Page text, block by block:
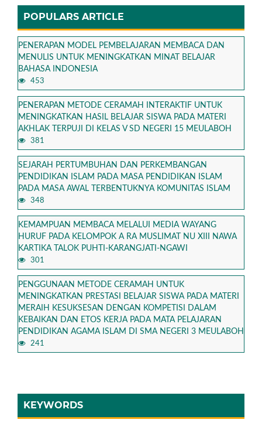
POPULARS ARTICLE
PENERAPAN MODEL PEMBELAJARAN MEMBACA DAN
MENULIS UNTUK MENINGKATKAN MINAT BELAJAR
BAHASA INDONESIA
453
PENERAPAN METODE CERAMAH INTERAKTIF UNTUK
MENINGKATKAN HASIL BELAJAR SISWA PADA MATERI
AKHLAK TERPUJI DI KELAS V SD NEGERI 15 MEULABOH
381
SEJARAH PERTUMBUHAN DAN PERKEMBANGAN
PENDIDIKAN ISLAM PADA MASA PENDIDIKAN ISLAM
PADA MASA AWAL TERBENTUKNYA KOMUNITAS ISLAM
348
KEMAMPUAN MEMBACA MELALUI MEDIA WAYANG
HURUF PADA KELOMPOK A RA MUSLIMAT NU XIII NAWA
KARTIKA TALOK PUHTI-KARANGJATI-NGAWI
301
PENGGUNAAN METODE CERAMAH UNTUK
MENINGKATKAN PRESTASI BELAJAR SISWA PADA MATERI
MERAIH KESUKSESAN DENGAN KOMPETISI DALAM
KEBAIKAN DAN ETOS KERJA PADA MATA PELAJARAN
PENDIDIKAN AGAMA ISLAM DI SMA NEGERI 3 MEULABOH
241
KEYWORDS